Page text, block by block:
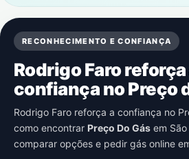
RECONHECIMENTO E CONFIANÇA
Rodrigo Faro reforça
confiança no Preço
Rodrigo Faro reforça a confiança no
como encontrar Preço Do Gás em
comparar opções e pedir gás online